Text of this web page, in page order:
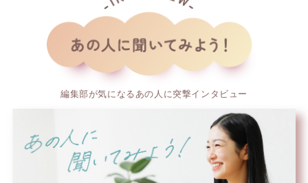
編集部が気になるあの人に突撃インタビュー